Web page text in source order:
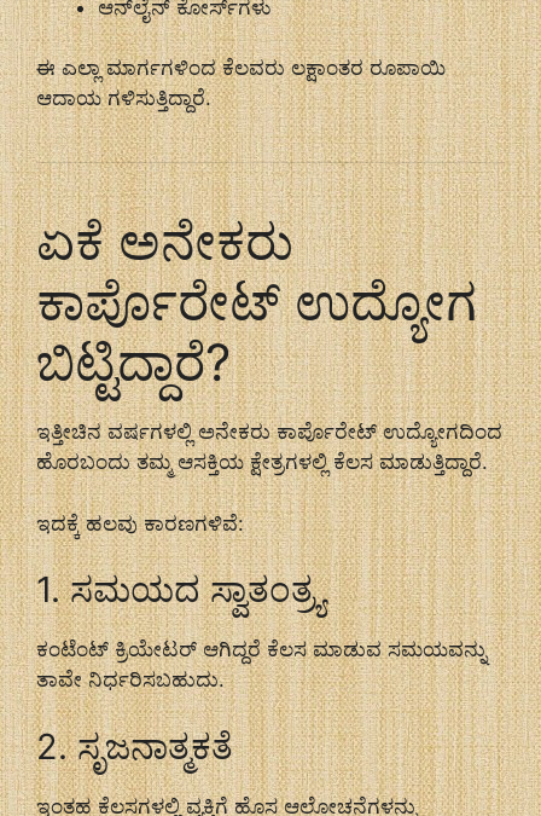
ಆನ್‌ಲೈನ್ ಕೋರ್ಸ್‌ಗಳು
ಈ ಎಲ್ಲಾ ಮಾರ್ಗಗಳಿಂದ ಕೆಲವರು ಲಕ್ಷಾಂತರ ರೂಪಾಯಿ
ಆದಾಯ ಗಳಿಸುತ್ತಿದ್ದಾರೆ.
ಏಕೆ ಅನೇಕರು
ಕಾರ್ಪೊರೇಟ್ ಉದ್ಯೋಗ
ಬಿಟ್ಟಿದ್ದಾರೆ?
ಇತ್ತೀಚಿನ ವರ್ಷಗಳಲ್ಲಿ ಅನೇಕರು ಕಾರ್ಪೊರೇಟ್ ಉದ್ಯೋಗದಿಂದ
ಹೊರಬಂದು ತಮ್ಮ ಆಸಕ್ತಿಯ ಕ್ಷೇತ್ರಗಳಲ್ಲಿ ಕೆಲಸ ಮಾಡುತ್ತಿದ್ದಾರೆ.
ಇದಕ್ಕೆ ಹಲವು ಕಾರಣಗಳಿವೆ:
1. ಸಮಯದ ಸ್ವಾತಂತ್ರ್ಯ
ಕಂಟೆಂಟ್ ಕ್ರಿಯೇಟರ್ ಆಗಿದ್ದರೆ ಕೆಲಸ ಮಾಡುವ ಸಮಯವನ್ನು
ತಾವೇ ನಿರ್ಧರಿಸಬಹುದು.
2. ಸೃಜನಾತ್ಮಕತೆ
ಇಂತಹ ಕೆಲಸಗಳಲ್ಲಿ ವ್ಯಕ್ತಿಗೆ ಹೊಸ ಆಲೋಚನೆಗಳನ್ನು